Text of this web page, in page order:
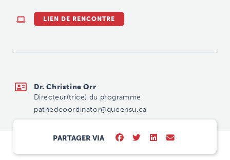
LIEN DE RENCONTRE
Dr. Christine Orr
Directeur(trice) du programme
pathedcoordinator@queensu.ca
PARTAGER VIA